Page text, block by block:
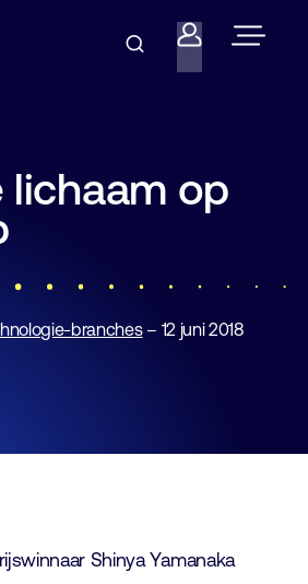
lichaam op
branches– 12 juni 2018
Shinya Yamanaka